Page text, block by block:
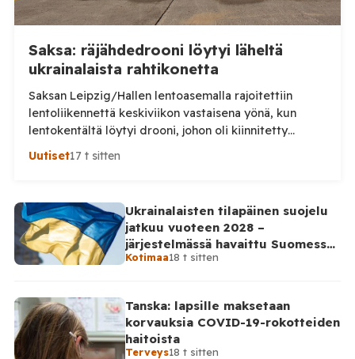
Saksa: räjähdedrooni löytyi läheltä
ukrainalaista rahtikonetta
Saksan Leipzig/Hallen lentoasemalla rajoitettiin
lentoliikennettä keskiviikon vastaisena yönä, kun
lentokentältä löytyi drooni, johon oli kiinnitetty
epäilty räjähdelaite. Saksan viranomaiset tutkivat
lentoaseman rahtialueelta läheltä ukrainalaista
Antonov-rahtikonetta ns. esikentältä. Löytyneessä
droonissa oli tuntematonta massaa sisältänyt pakkaus
sekä sytyttimeksi epäilty osa. Poliisi ei ole
vahvistanut kaikkia yksityiskohtia, mutta […]
Uutiset17 t sitten
Ukrainalaisten tilapäinen suojelu
jatkuu vuoteen 2028 –
järjestelmässä havaittu Suomessa
satoja väärinkäytösyrityksiä
Kotimaa18 t sitten
Tanska: lapsille maksetaan
korvauksia COVID-19-rokotteiden
haitoista
Terveys18 t sitten